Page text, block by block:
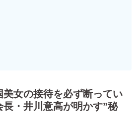
美女の接待を必ず断ってい
・井川意高が明かす”秘